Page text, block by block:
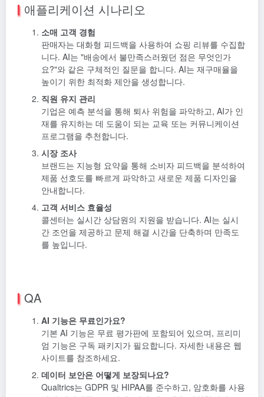
애플리케이션 시나리오
소매 고객 경험
판매자는 대화형 피드백을 사용하여 쇼핑 리뷰를 수집합
니다. AI는 "배송에서 불만족스러웠던 점은 무엇인가
요?"와 같은 구체적인 질문을 합니다. AI는 재구매율을
높이기 위한 최적화 제안을 생성합니다.
직원 유지 관리
기업은 예측 분석을 통해 퇴사 위험을 파악하고, AI가 인
재를 유지하는 데 도움이 되는 교육 또는 커뮤니케이션
프로그램을 추천합니다.
시장 조사
브랜드는 지능형 요약을 통해 소비자 피드백을 분석하여
제품 선호도를 빠르게 파악하고 새로운 제품 디자인을
안내합니다.
고객 서비스 효율성
콜센터는 실시간 상담원의 지원을 받습니다. AI는 실시
간 조언을 제공하고 문제 해결 시간을 단축하며 만족도
를 높입니다.
QA
AI 기능은 무료인가요?
기본 AI 기능은 무료 평가판에 포함되어 있으며, 프리미
엄 기능은 구독 패키지가 필요합니다. 자세한 내용은 웹
사이트를 참조하세요.
데이터 보안은 어떻게 보장되나요?
Qualtrics는 GDPR 및 HIPAA를 준수하고, 암호화를 사용